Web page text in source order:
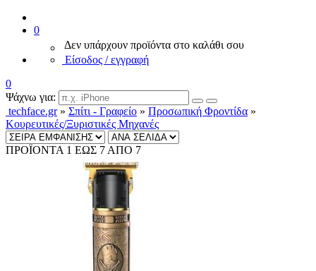
0
Δεν υπάρχουν προϊόντα στο καλάθι σου
Είσοδος / εγγραφή
0
Ψάχνω για:
techface.gr» Σπίτι - Γραφείο » Προσωπική Φροντίδα »
Κουρευτικές/Ξυριστικές Μηχανές
ΠΡΟΪΟΝΤΑ 1 ΕΩΣ 7 ΑΠΟ 7